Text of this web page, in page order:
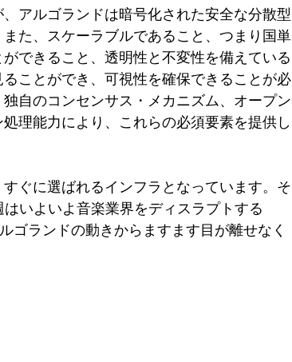
アルゴランドは暗号化された安全な分散型
た、スケーラブルであること、つまり国単
できること、透明性と不変性を備えている
ことができ、可視性を確保できることが必
自のコンセンサス・メカニズム、オープン
理能力により、これらの必須要素を提供し
ぐに選ばれるインフラとなっています。そ
いよいよ音楽業界をディスラプトする
ゴランドの動きからますます目が離せなく